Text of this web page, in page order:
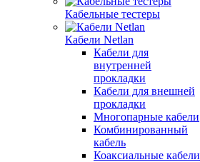
Кабельные тестеры
Кабели Netlan
Кабели для
внутренней
прокладки
Кабели для внешней
прокладки
Многопарные кабели
Комбинированный
кабель
Коаксиальные кабели